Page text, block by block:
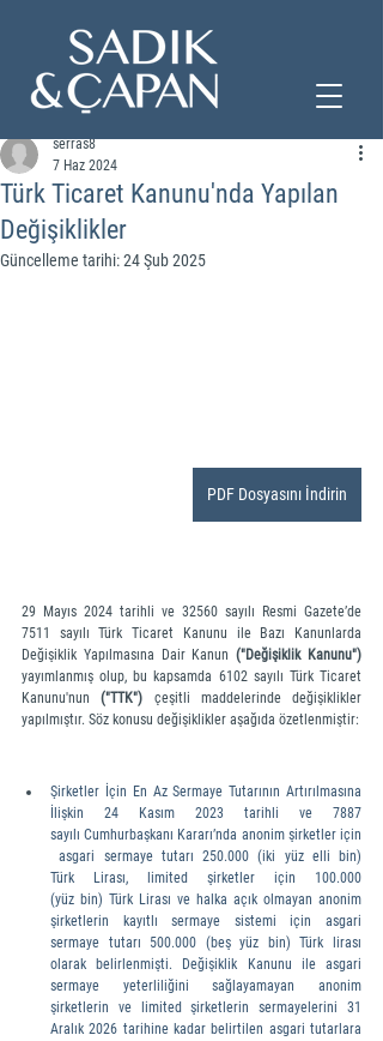
Türk Ticaret Kanunu'nda Yapılan
Değişiklikler
serras8
7 Haz 2024
Güncelleme tarihi:24 Şub 2025
PDF Dosyasını İndirin
29 Mayıs 2024 tarihli ve 32560 sayılı Resmi Gazete’de
7511 sayılı Türk Ticaret Kanunu ile Bazı Kanunlarda
Değişiklik Yapılmasına Dair Kanun ("Değişiklik Kanunu")
yayımlanmış olup, bu kapsamda 6102 sayılı Türk Ticaret
Kanunu'nun ("TTK")
çeşitli maddelerinde değişiklikler
yapılmıştır. Söz konusu değişiklikler aşağıda özetlenmiştir:
Şirketler İçin En Az Sermaye Tutarının Artırılmasına
İlişkin 24 Kasım 2023 tarihli ve 7887
sayılı Cumhurbaşkanı Kararı’nda anonim şirketler için
asgari sermaye tutarı 250.000 (iki yüz elli bin)
Türk Lirası, limited şirketler için 100.000
(yüz bin) Türk Lirası ve halka açık olmayan anonim
şirketlerin kayıtlı sermaye sistemi için asgari
sermaye tutarı 500.000 (beş yüz bin) Türk lirası
olarak belirlenmişti. Değişiklik Kanunu ile asgari
sermaye yeterliliğini sağlayamayan anonim
şirketlerin ve limited şirketlerin sermayelerini 31
Aralık 2026 tarihine kadar belirtilen asgari tutarlara